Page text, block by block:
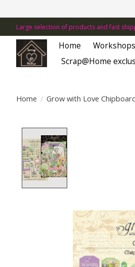
Large selection of products and fast
Home Workshops
Scrap@Home
Home / Grow with Love